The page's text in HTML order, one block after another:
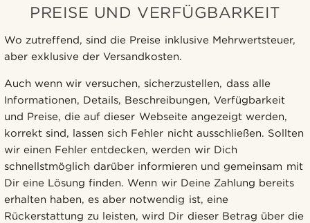
PREISE UND VERFÜGBARKEIT
Wo zutreffend, sind die Preise inklusive Mehrwertsteuer,
aber exklusive der Versandkosten.
Auch wenn wir versuchen, sicherzustellen, dass alle
Informationen, Details, Beschreibungen, Verfügbarkeit
und Preise, die auf dieser Webseite angezeigt werden,
korrekt sind, lassen sich Fehler nicht ausschließen. Sollten
wir einen Fehler entdecken, werden wir Dich
schnellstmöglich darüber informieren und gemeinsam mit
Dir eine Lösung finden. Wenn wir Deine Zahlung bereits
erhalten haben, es aber notwendig ist, eine
Rückerstattung zu leisten, wird Dir dieser Betrag über die